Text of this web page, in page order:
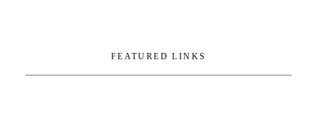
FEATURED LINKS